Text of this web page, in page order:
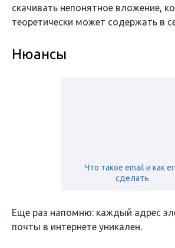
скачивать непонятное вложение,
теоретически может содержать в
Нюансы
Что такое email и как
сделать
Еще раз напомню: каждый адрес
почты в интернете уникален.